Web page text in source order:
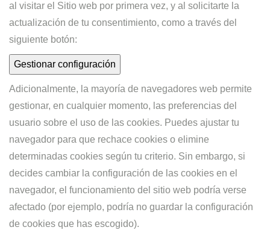
al visitar el Sitio web por primera vez, y al solicitarte la
actualización de tu consentimiento, como a través del
siguiente botón:
Gestionar configuración
Adicionalmente, la mayoría de navegadores web permite
gestionar, en cualquier momento, las preferencias del
usuario sobre el uso de las cookies. Puedes ajustar tu
navegador para que rechace cookies o elimine
determinadas cookies según tu criterio. Sin embargo, si
decides cambiar la configuración de las cookies en el
navegador, el funcionamiento del sitio web podría verse
afectado (por ejemplo, podría no guardar la configuración
de cookies que has escogido).